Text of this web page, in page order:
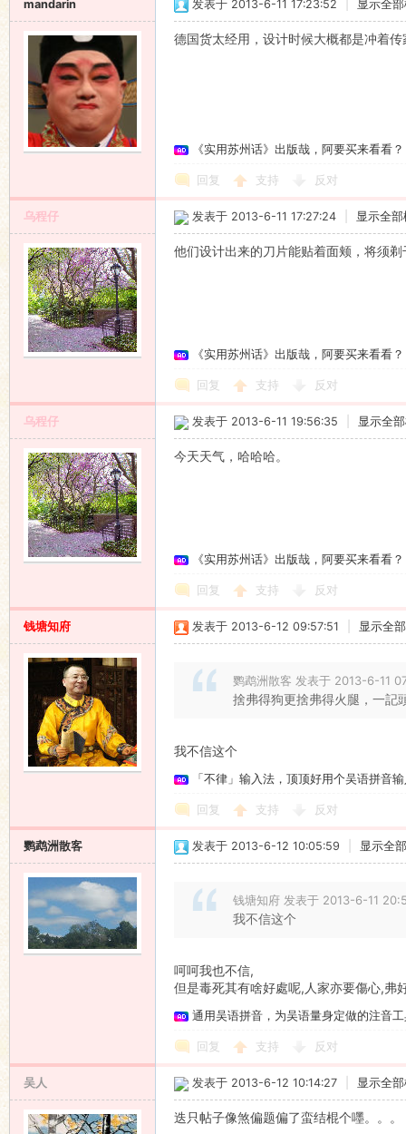
mandarin 发表于 2013-6-11 17:23:52 显示全
德国货太经用，设计时候大概都是冲着传
《实用苏州话》出版哉，阿要买来看看？
回复 支持 反对
乌程仔 发表于 2013-6-11 17:27:24 显示全部
他们设计出来的刀片能贴着面颊，将须剃
《实用苏州话》出版哉，阿要买来看看？
回复 支持 反对
乌程仔 发表于 2013-6-11 19:56:35 显示全
今天天气，哈哈哈。
《实用苏州话》出版哉，阿要买来看看？
回复 支持 反对
钱塘知府 发表于 2013-6-12 09:57:51 显示全
鹦鹉洲散客 发表于 2013-6-11
捨弗得狗更捨弗得火腿，一記
我不信这个
「不律」输入法，顶顶好用个吴语拼音
回复 支持 反对
鹦鹉洲散客 发表于 2013-6-12 10:05:59 显示全
钱塘知府 发表于 2013-6-11
我不信这个
呵呵我也不信,
但是毒死其有啥好處呢,人家亦要傷心,弗
通用吴语拼音，为吴语量身定做的注音
回复 支持 反对
吴人 发表于 2013-6-12 10:14:27 显示全
迭只帖子像煞偏题偏了蛮结棍个嚜。。。